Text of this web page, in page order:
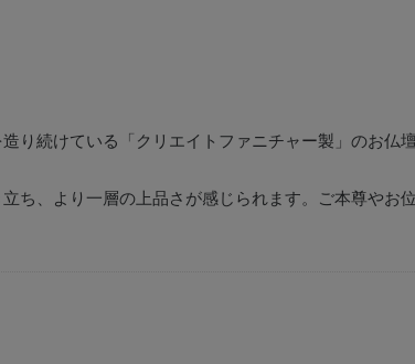
り続けている「クリエイトファニチャー製」のお仏
ち、より一層の上品さが感じられます。ご本尊やお